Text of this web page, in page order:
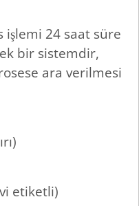
işlemi 24 saat süre
bir sistemdir,
ara verilmesi
etiketli)